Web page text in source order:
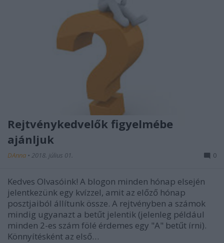
Rejtvénykedvelők figyelmébe
ajánljuk
DAnna • 2018. július 01. 0
Kedves Olvasóink! A blogon minden hónap elsején
jelentkezünk egy kvízzel, amit az előző hónap
posztjaiból állítunk össze. A rejtvényben a számok
mindig ugyanazt a betűt jelentik (jelenleg például
minden 2-es szám fölé érdemes egy "A" betűt írni).
Könnyítésként az első…